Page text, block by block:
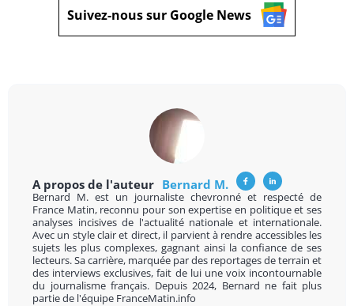
Suivez-nous sur Google News
A propos de l'auteur Bernard M.
Bernard M. est un journaliste chevronné et respecté de
France Matin, reconnu pour son expertise en politique et ses
analyses incisives de l'actualité nationale et internationale.
Avec un style clair et direct, il parvient à rendre accessibles les
sujets les plus complexes, gagnant ainsi la confiance de ses
lecteurs. Sa carrière, marquée par des reportages de terrain et
des interviews exclusives, fait de lui une voix incontournable
du journalisme français. Depuis 2024, Bernard ne fait plus
partie de l'équipe FranceMatin.info